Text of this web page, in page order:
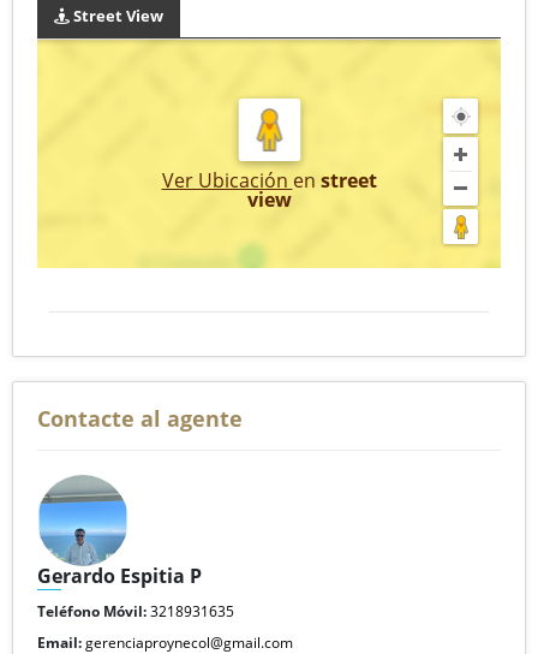
Street View
Ver Ubicación en street
view
Contacte al agente
Gerardo Espitia P
Teléfono Móvil:3218931635
Email:gerenciaproynecol@gmail.com